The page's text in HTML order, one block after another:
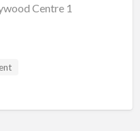
Centre 1
Therapy